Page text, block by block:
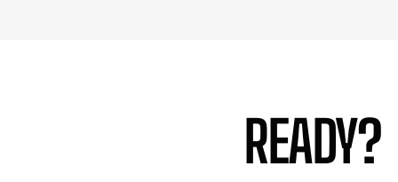
READY?